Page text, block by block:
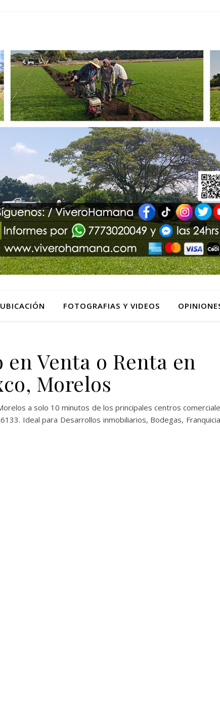
UBICACIÓN FOTOGRAFIAS Y VIDEOS
Venta o Renta en
Morelos
a solo 10 minutos de los principales centros
Ideal para Desarrollos inmobiliarios, Bodegas,